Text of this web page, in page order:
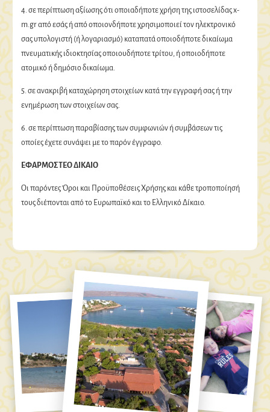
4. σε περίπτωση αξίωσης ότι οποιαδήποτε χρήση της ιστοσελίδας x-
m.gr από εσάς ή από οποιονδήποτε χρησιμοποιεί τον ηλεκτρονικό
σας υπολογιστή (ή λογαριασμό) καταπατά οποιοδήποτε δικαίωμα
πνευματικής ιδιοκτησίας οποιουδήποτε τρίτου, ή οποιοδήποτε
ατομικό ή δημόσιο δικαίωμα.
5. σε ανακριβή καταχώρηση στοιχείων κατά την εγγραφή σας ή την
ενημέρωση των στοιχείων σας.
6. σε περίπτωση παραβίασης των συμφωνιών ή συμβάσεων τις
οποίες έχετε συνάψει με το παρόν έγγραφο.
ΕΦΑΡΜΟΣΤΕΟ ΔΙΚΑΙΟ
Οι παρόντες Όροι και Προϋποθέσεις Χρήσης και κάθε τροποποίησή
τους διέπονται από το Ευρωπαϊκό και το Ελληνικό Δίκαιο.